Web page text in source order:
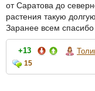
от Саратова до
растения такую
Заранее всем спасибо
+13
15